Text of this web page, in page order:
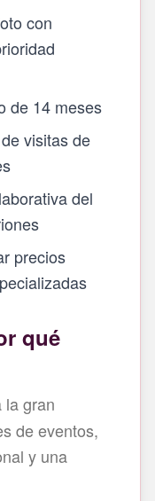
con
de 14 meses
visitas de
del
precios
qué
la gran
de eventos,
y una